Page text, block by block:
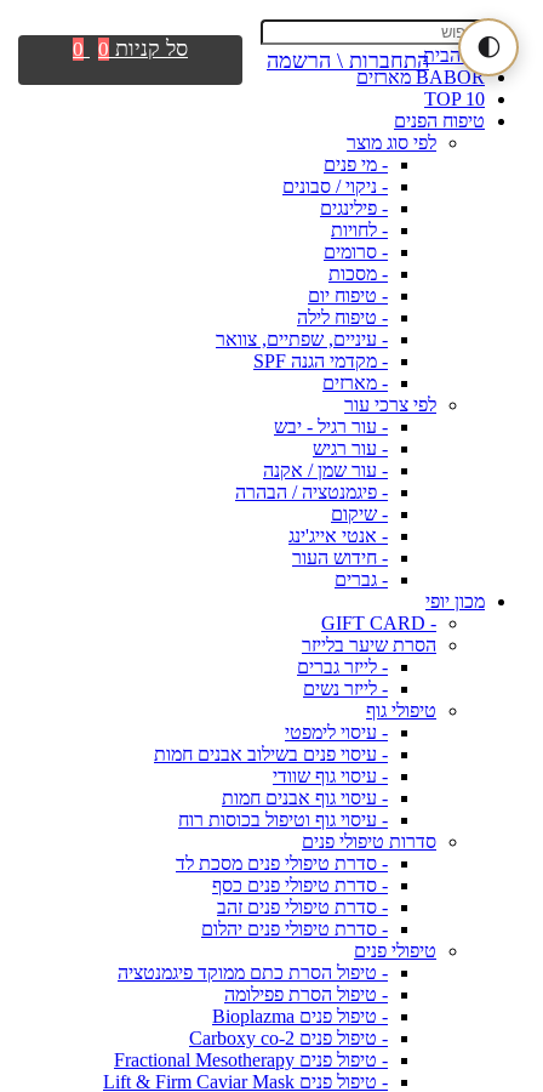
🌓דף הבית
BABOR מארזים
TOP 10
טיפוח הפנים
לפי סוג מוצר
- מי פנים
- ניקוי / סבונים
- פילינגים
- לחויות
- סרומים
- מסכות
- טיפוח יום
- טיפוח לילה
- עיניים, שפתיים, צוואר
- מקדמי הגנה SPF
- מארזים
לפי צרכי עור
- עור רגיל - יבש
- עור רגיש
- עור שמן / אקנה
- פיגמנטציה / הבהרה
- שיקום
- אנטי אייג'ינג
- חידוש העור
- גברים
מכון יופי
- GIFT CARD
הסרת שיער בלייזר
- לייזר גברים
- לייזר נשים
טיפולי גוף
- עיסוי לימפטי
- עיסוי פנים בשילוב אבנים חמות
- עיסוי גוף שוודי
- עיסוי גוף אבנים חמות
- עיסוי גוף וטיפול בכוסות רוח
סדרות טיפולי פנים
- סדרת טיפולי פנים מסכת לד
- סדרת טיפולי פנים כסף
- סדרת טיפולי פנים זהב
- סדרת טיפולי פנים יהלום
טיפולי פנים
- טיפול הסרת כתם ממוקד פיגמנטציה
- טיפול הסרת פפילומה
- טיפול פנים Bioplazma
- טיפול פנים Carboxy co-2
- טיפול פנים Fractional Mesotherapy
- טיפול פנים Lift & Firm Caviar Mask
התחברות \ הרשמה סל קניות 0
0